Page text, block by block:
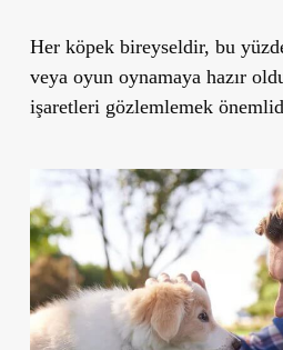
Her köpek bireyseldir, bu
veya oyun oynamaya hazır
işaretleri gözlemlemek